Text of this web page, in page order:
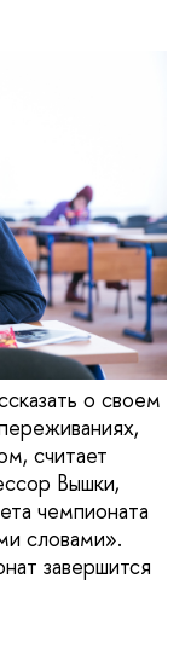
о своем
считает
Вышки,
чемпионата
словами».
завершится